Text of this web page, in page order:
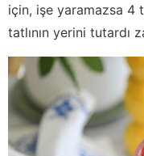
için, işe yaramazsa 4
tatlının yerini tutardı